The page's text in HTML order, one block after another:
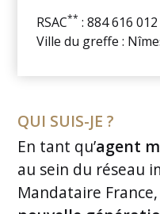
RSAC** : 884 616 012
Ville du greffe :
QUI SUIS-JE ?
En tant qu’agent
au sein du réseau
Mandataire France,